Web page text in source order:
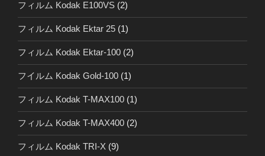
フィルム Kodak E100VS (2)
フィルム Kodak Ektar 25 (1)
フィルム Kodak Ektar-100 (2)
フイルム Kodak Gold-100 (1)
フィルム Kodak T-MAX100 (1)
フィルム Kodak T-MAX400 (2)
フィルム Kodak TRI-X (9)